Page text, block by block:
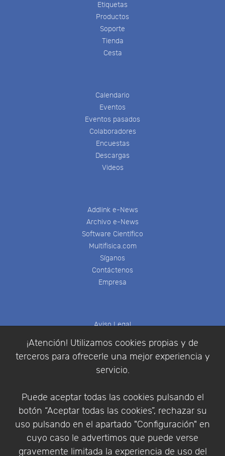
¡Atención! Utilizamos cookies propias y de
terceros para ofrecerle una mejor experiencia y
servicio.
Puede aceptar todas las cookies pulsando el
botón “Aceptar todas las cookies”, rechazar su
uso pulsando en el apartado "Configuración" en
cuyo caso le advertimos que puede verse
gravemente limitada la experiencia de uso del
Etiquetas
Productos
Soporte
Tienda
Cesta
Calendario
Eventos
Eventos pasados
Colaboradores
Encuestas
Descargas
Videos
Addlink e-News
Archivo e-News
Software Científico
Multifisica.com
Síganos
Contáctenos
Empresa
Aviso Legal
Política de Privacidad
Condiciones de compra
Identificarse
Empresa|Aviso Legal| Política de Privacidad |